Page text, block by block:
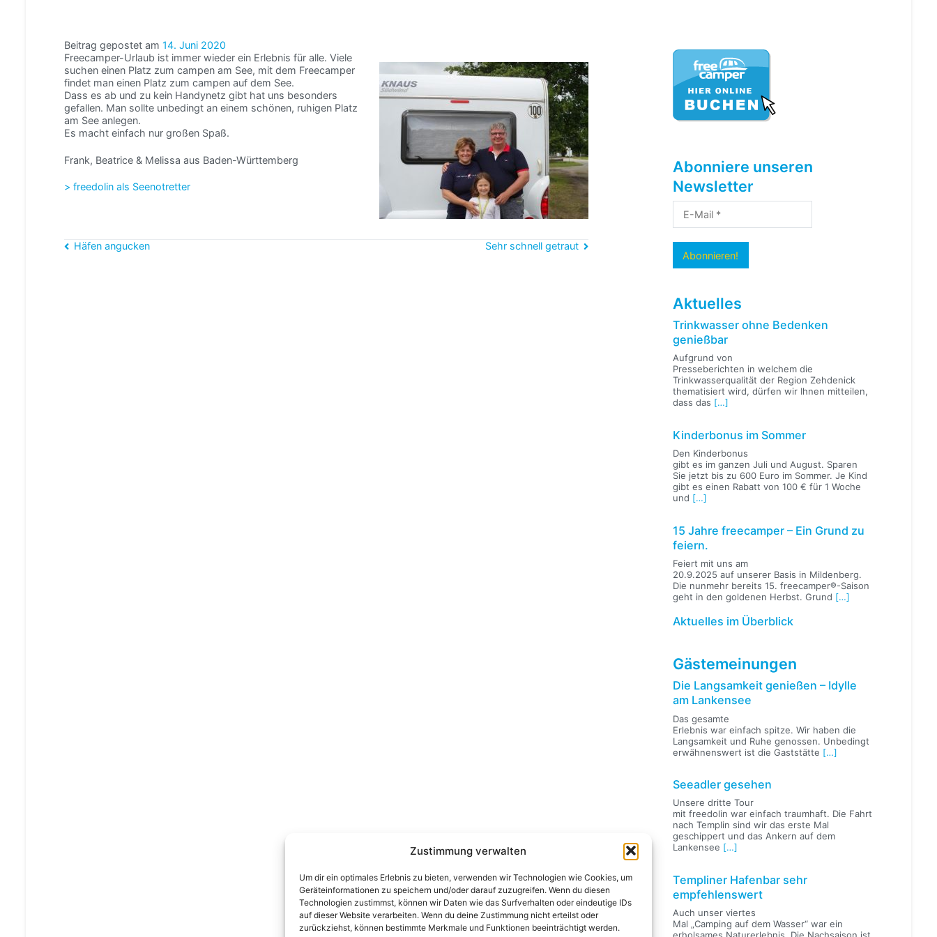
Zustimmung verwalten
Um dir ein optimales Erlebnis zu bieten, verwenden wir Technologien wie Cookies, um
Geräteinformationen zu speichern und/oder darauf zuzugreifen. Wenn du diesen
Technologien zustimmst, können wir Daten wie das Surfverhalten oder eindeutige IDs
auf dieser Website verarbeiten. Wenn du deine Zustimmung nicht erteilst oder
zurückziehst, können bestimmte Merkmale und Funktionen beeinträchtigt werden.
Beitrag gepostet am 14. Juni 2020
Freecamper-Urlaub ist immer wieder ein Erlebnis für alle. Viele
suchen einen Platz zum campen am See, mit dem Freecamper
findet man einen Platz zum campen auf dem See.
Dass es ab und zu kein Handynetz gibt hat uns besonders
gefallen. Man sollte unbedingt an einem schönen, ruhigen Platz
am See anlegen.
Es macht einfach nur großen Spaß.
Frank, Beatrice & Melissa aus Baden-Württemberg
> freedolin als Seenotretter
Beitragsnavigation
Häfen angucken Sehr schnell getraut
Abonniere unseren
Newsletter
Aktuelles
Trinkwasser ohne Bedenken
genießbar
Aufgrund von
Presseberichten in welchem die
Trinkwasserqualität der Region Zehdenick
thematisiert wird, dürfen wir Ihnen mitteilen,
dass das […]
Kinderbonus im Sommer
Den Kinderbonus
gibt es im ganzen Juli und August. Sparen
Sie jetzt bis zu 600 Euro im Sommer. Je Kind
gibt es einen Rabatt von 100 € für 1 Woche
und […]
15 Jahre freecamper – Ein Grund zu
feiern.
Feiert mit uns am
20.9.2025 auf unserer Basis in Mildenberg.
Die nunmehr bereits 15. freecamper®-Saison
geht in den goldenen Herbst. Grund […]
Aktuelles im Überblick
Gästemeinungen
Die Langsamkeit genießen – Idylle
am Lankensee
Das gesamte
Erlebnis war einfach spitze. Wir haben die
Langsamkeit und Ruhe genossen. Unbedingt
erwähnenswert ist die Gaststätte […]
Seeadler gesehen
Unsere dritte Tour
mit freedolin war einfach traumhaft. Die Fahrt
nach Templin sind wir das erste Mal
geschippert und das Ankern auf dem
Lankensee […]
Templiner Hafenbar sehr
empfehlenswert
Auch unser viertes
Mal „Camping auf dem Wasser“ war ein